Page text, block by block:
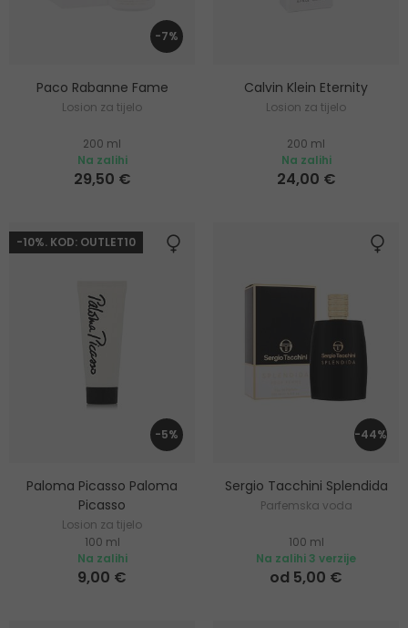
-7%
Paco Rabanne Fame
Losion za tijelo
200 ml
Na zalihi
29,50 €
Calvin Klein Eternity
Losion za tijelo
200 ml
Na zalihi
24,00 €
-10%. KOD: OUTLET10
-5%
Paloma Picasso Paloma
Picasso
Losion za tijelo
100 ml
Na zalihi
9,00 €
-44%
Sergio Tacchini Splendida
Parfemska voda
100 ml
Na zalihi 3 verzije
od 5,00 €